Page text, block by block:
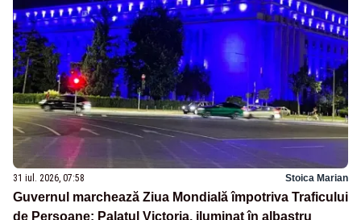
31 iul. 2026, 07:58 Stoica Marian
Guvernul marchează Ziua Mondială împotriva Traficului
de Persoane: Palatul Victoria, iluminat în albastru